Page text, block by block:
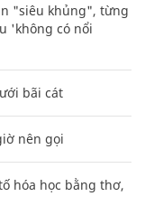
"siêu khủng", từng
'không có nổi
bãi cát
nên gọi
hóa học bằng thơ,